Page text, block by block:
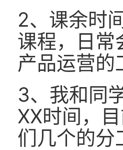
2、课余时
课程，日常
产品运营的
3、我和同
XX时间，
们几个的分